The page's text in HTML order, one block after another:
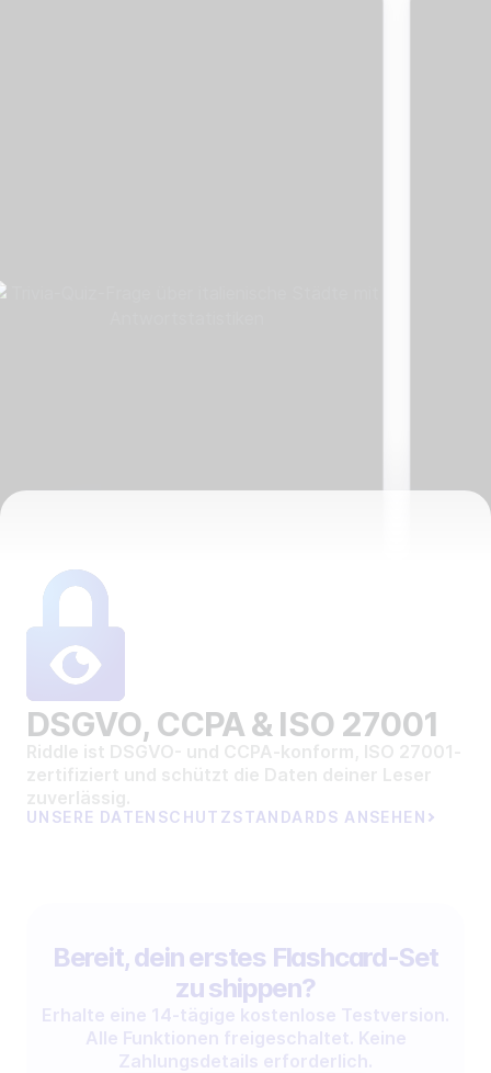
DSGVO, CCPA & ISO 27001
UNSERE DATENSCHUTZSTANDARDS ANSEHEN
Bereit, dein erstes Flashcard-Set
zu shippen?
Erhalte eine 14-tägige kostenlose Testversion.
Alle Funktionen freigeschaltet. Keine
Zahlungsdetails erforderlich.